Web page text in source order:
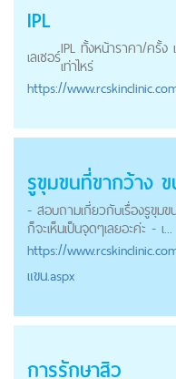
IPL
เลเซอร์IPL ทั้งหน้าราคา/ครั้ง
เท่าไหร่
https://
รูขุมขนที่ขากว้าง
- สอบถามเกี่ยวกับเรื่องรูขุม
ก็จะเห็นเป็นจุดๆเลยอะค่ะ - เ...
https://
แขน.aspx
การรักษาสิว